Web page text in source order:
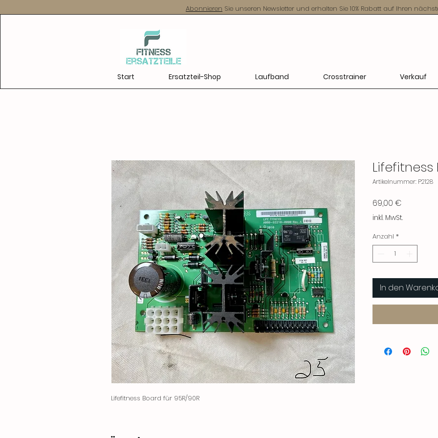
Abonnieren Sie unseren Newsletter und erhalten Sie 10% Rabatt auf Ihren
Start Ersatzteil-Shop Laufband Crosstrainer Verkauf
Lifefitness Board für 95R/90R
Lifefitness
Artikelnummer: P2128
69,00 €
inkl. MwSt.
Anzahl *
In den